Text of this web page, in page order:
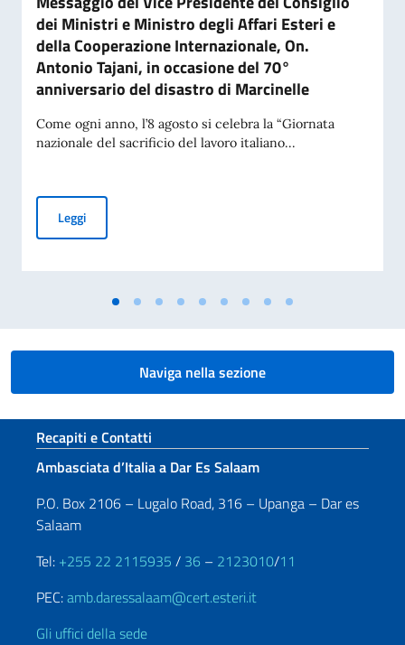
dei Ministri e Ministro degli Affari Esteri e
della Cooperazione Internazionale, On.
Antonio Tajani, in occasione del 70°
anniversario del disastro di Marcinelle
Come ogni anno, l’8 agosto si celebra la “Giornata
nazionale del sacrificio del lavoro italiano...
LeggiMessaggio del Vice Presidente del Consiglio dei Ministri e
Naviga nella sezione
Sezione footer
Recapiti e Contatti
Ambasciata d’Italia a Dar Es Salaam
P.O. Box 2106 – Lugalo Road, 316 – Upanga – Dar es
Salaam
Tel: +255 22 2115935 / 36 – 2123010/11
PEC:amb.daressalaam@cert.esteri.it
Gli uffici della sede